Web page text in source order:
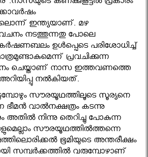
.നാസയുടെ കണക്കുകൂട്ടല്‍ പ്രകാരം
ഇന്ത്യയാണ്. മഴ
നടത്തുന്നതു പോലെ
ഉള്‍പ്പെടെ പരിശോധിച്ച്
പ്രവചിക്കുന്ന
ചെയ്താണ് നാസ ഇത്തവണത്തെ
അറിയിപ്പു നല്‍കിയത്.
സൗരയൂഥത്തിലൂടെ സൂര്യനെ
ഭീമന്‍ വാല്‍നക്ഷത്രം കടന്നു
അതില്‍ നിന്നു തെറിച്ചു പോകുന്ന
സൗരയൂഥത്തില്‍ത്തന്നെ
ഭൂമിയുടെ അന്തരീക്ഷം
സമ്പര്‍ക്കത്തില്‍ വരുമ്പോഴാണ്